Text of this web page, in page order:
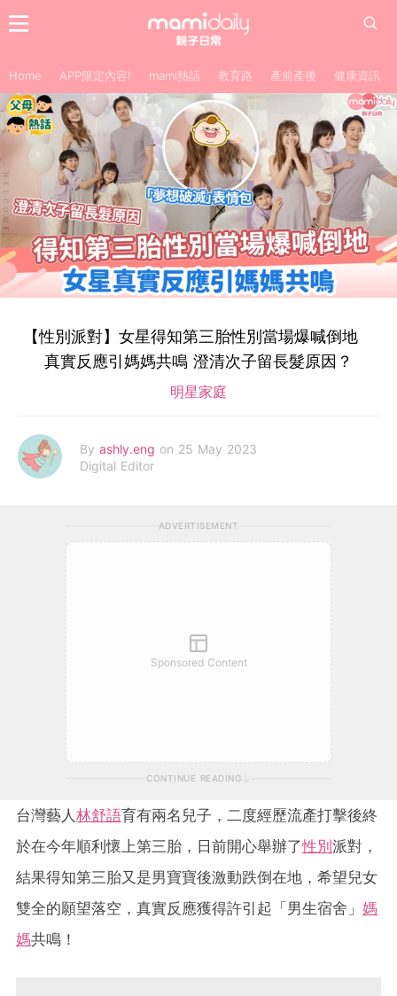
Home APP限定內容! mami熱話 教育路 產前產後 健康資訊
【性別派對】女星得知第三胎性別當場爆喊倒地
真實反應引媽媽共鳴 澄清次子留長髮原因？
明星家庭
By ashly.eng on 25 May 2023
Digital Editor
ADVERTISEMENT
Sponsored Content
CONTINUE READING
台灣藝人 林舒語育有兩名兒子，二度經歷流產打擊後終
於在今年順利懷上第三胎，日前開心舉辦了性別派對，
結果得知第三胎又是男寶寶後激動跌倒在地，希望兒女
雙全的願望落空，真實反應獲得許引起「男生宿舍」 媽
媽共鳴！